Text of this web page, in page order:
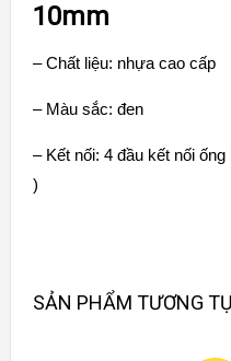
10mm
– Chất liệu: nhựa cao cấp
– Màu sắc: đen
– Kết nối: 4 đầu kết nối
)
SẢN PHẨM TƯƠNG